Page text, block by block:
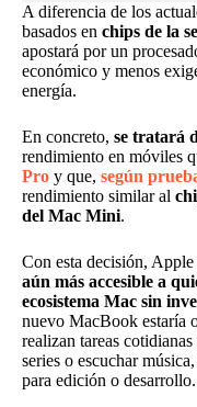
A diferencia de los
basados en chips de la
apostará por un
económico y menos
energía.
En concreto, se tratará
rendimiento en móviles
Pro y que, según
rendimiento similar al
del Mac Mini.
Con esta decisión,
aún más accesible a
ecosistema Mac sin
nuevo MacBook estaría
realizan tareas
series o escuchar
para edición o desarrollo.